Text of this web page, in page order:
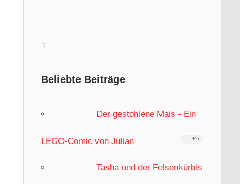
Beliebte Beiträge
Der gestohlene Mais - Ein
LEGO-Comic von Julian +17
Tasha und der Felsenkürbis